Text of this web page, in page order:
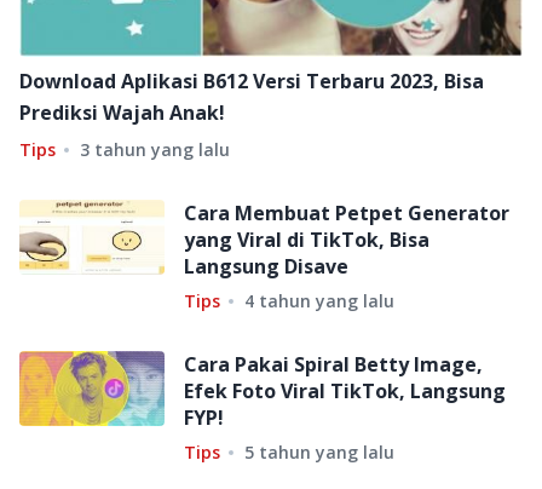
Download Aplikasi B612 Versi Terbaru 2023, Bisa
Prediksi Wajah Anak!
Tips 3 tahun yang lalu
Cara Membuat Petpet Generator
yang Viral di TikTok, Bisa
Langsung Disave
Tips 4 tahun yang lalu
Cara Pakai Spiral Betty Image,
Efek Foto Viral TikTok, Langsung
FYP!
Tips 5 tahun yang lalu